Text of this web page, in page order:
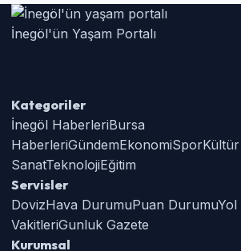
İnegöl'ün Yaşam Portalı
Kategoriler
İnegöl HaberleriBursa
HaberleriGündemEkonomiSporKültür
SanatTeknolojiEğitim
Servisler
DovizHava DurumuPuan DurumuYol
VakitleriGunluk Gazete
Kurumsal